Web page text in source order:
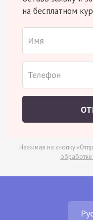
на бесплатном
Нажимая на кнопку